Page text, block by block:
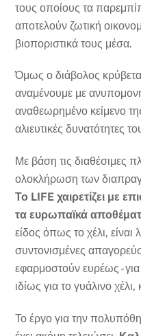
τους οποίους τα
αποτελούν ζωτική
βιοποριστικά τους μέσα.
Όμως ο διάβολος
αναμένουμε με
αναθεωρημένο κείμενο
αλιευτικές δυνατότητες
Με βάση τις διαθέσιμες
ολοκλήρωση των
Το LIFE χαιρετίζει με
τα ευρωπαϊκά
είδος όπως το χέλι, είναι
συντονισμένες
εφαρμοστούν ευρέως -
ιδίως για το γυάλινο χέλι,
Το έργο για την